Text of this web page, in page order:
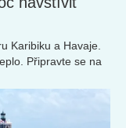
Karibiku a Havaje.
Připravte se na